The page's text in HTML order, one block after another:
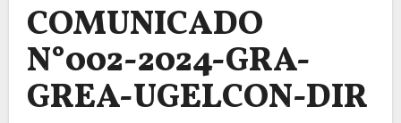
COMUNICADO
N°002-2024-GRA-
GREA-UGELCON-DIR